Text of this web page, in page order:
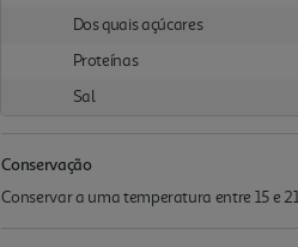
Dos quais açúcares
Proteínas
Sal
Conservação
Conservar a uma temperatura entre 15 e